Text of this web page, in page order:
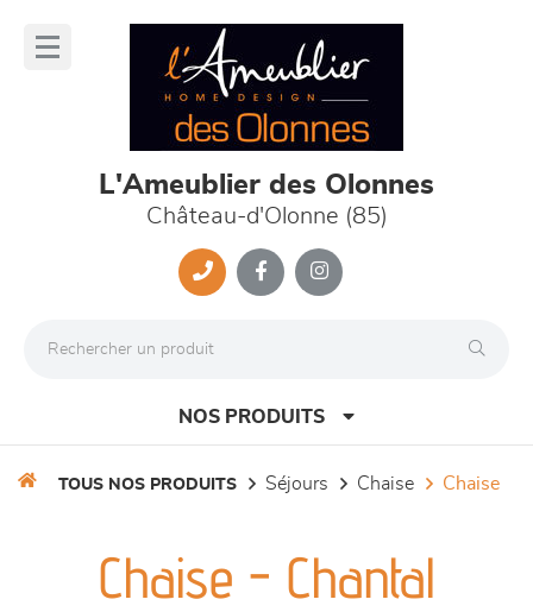
L'Ameublier des Olonnes
Château-d'Olonne (85)
NOS PRODUITS
séjours
TOUS NOS PRODUITS séjours chaise chaise
Chaise - Chantal